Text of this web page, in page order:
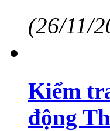
(26/11/
Kiểm
động